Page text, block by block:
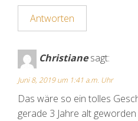
Antworten
Christiane sagt:
Juni 8, 2019 um 1:41 a.m. Uhr
Das wäre so ein tolles
gerade 3 Jahre alt geworden